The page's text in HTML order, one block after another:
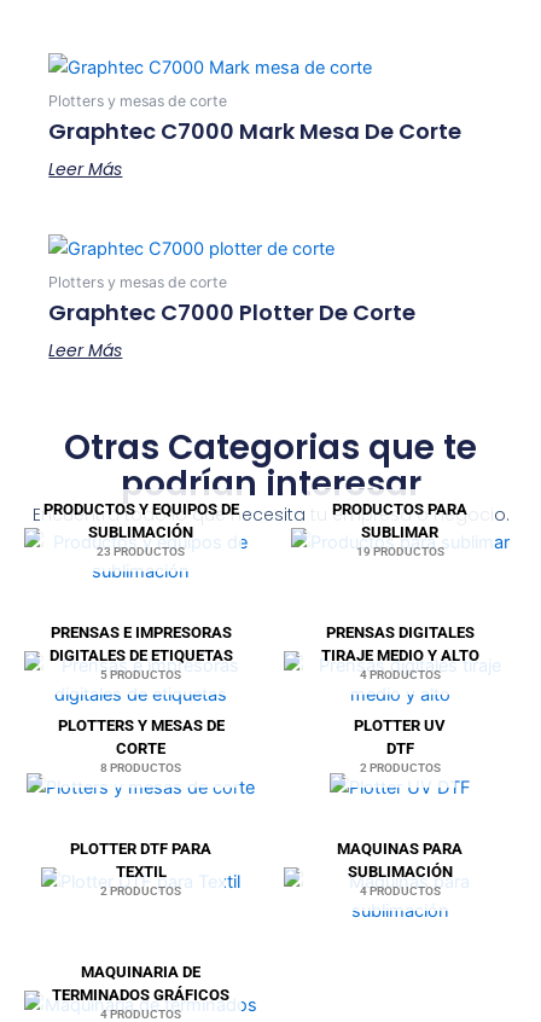
Plotters y mesas de corte
Graphtec C7000 Mark Mesa De Corte
Leer Más
Plotters y mesas de corte
Graphtec C7000 Plotter De Corte
Leer Más
Otras Categorias que te
podrían interesar
Encuentra todo lo que necesita tu empresa o negocio.
PRODUCTOS Y EQUIPOS DE
SUBLIMACIÓN
23 PRODUCTOS
PRODUCTOS PARA
SUBLIMAR
19 PRODUCTOS
PRENSAS E IMPRESORAS
DIGITALES DE ETIQUETAS
5 PRODUCTOS
PRENSAS DIGITALES
TIRAJE MEDIO Y ALTO
4 PRODUCTOS
PLOTTERS Y MESAS DE
CORTE
8 PRODUCTOS
PLOTTER UV
DTF
2 PRODUCTOS
PLOTTER DTF PARA
TEXTIL
2 PRODUCTOS
MAQUINAS PARA
SUBLIMACIÓN
4 PRODUCTOS
MAQUINARIA DE
TERMINADOS GRÁFICOS
4 PRODUCTOS